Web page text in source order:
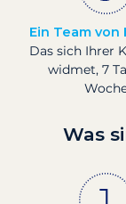
Ein Team von
Das sich Ihrer
widmet, 7
Was